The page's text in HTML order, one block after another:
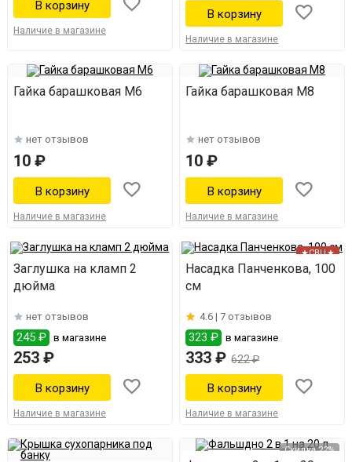
Наличие в магазине
Наличие в магазине
Гайка барашковая М6
нет отзывов
10 ₽
Наличие в магазине
Гайка барашковая М8
нет отзывов
10 ₽
Наличие в магазине
Заглушка на кламп 2
дюйма
нет отзывов
245 ₽ в магазине
253 ₽
Наличие в магазине
★СВЦ★
Насадка Панченкова, 100
см
4.6 |7 отзывов
323 ₽ в магазине
333 ₽ 622 ₽
Наличие в магазине
Скидка 22%